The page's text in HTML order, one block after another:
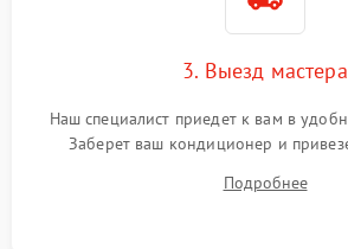
3. Выезд мастера
Наш специалист приедет к вам в
Заберет ваш кондиционер и
Подробнее